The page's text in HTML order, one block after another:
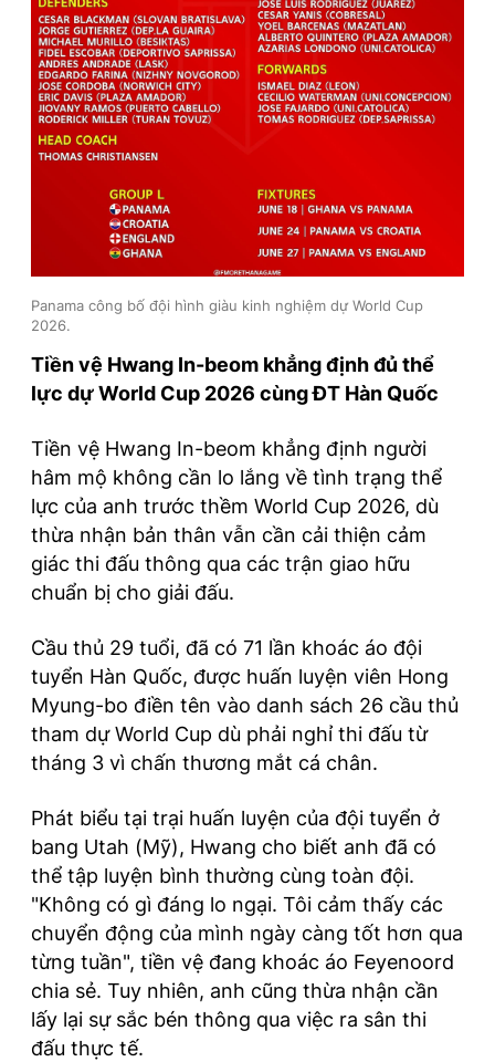
Panama công bố đội hình giàu kinh nghiệm dự World Cup
2026.
Tiền vệ Hwang In-beom khẳng định đủ thể
lực dự World Cup 2026 cùng ĐT Hàn Quốc
Tiền vệ Hwang In-beom khẳng định người
hâm mộ không cần lo lắng về tình trạng thể
lực của anh trước thềm World Cup 2026, dù
thừa nhận bản thân vẫn cần cải thiện cảm
giác thi đấu thông qua các trận giao hữu
chuẩn bị cho giải đấu.
Cầu thủ 29 tuổi, đã có 71 lần khoác áo đội
tuyển Hàn Quốc, được huấn luyện viên Hong
Myung-bo điền tên vào danh sách 26 cầu thủ
tham dự World Cup dù phải nghỉ thi đấu từ
tháng 3 vì chấn thương mắt cá chân.
Phát biểu tại trại huấn luyện của đội tuyển ở
bang Utah (Mỹ), Hwang cho biết anh đã có
thể tập luyện bình thường cùng toàn đội.
"Không có gì đáng lo ngại. Tôi cảm thấy các
chuyển động của mình ngày càng tốt hơn qua
từng tuần", tiền vệ đang khoác áo Feyenoord
chia sẻ. Tuy nhiên, anh cũng thừa nhận cần
lấy lại sự sắc bén thông qua việc ra sân thi
đấu thực tế.